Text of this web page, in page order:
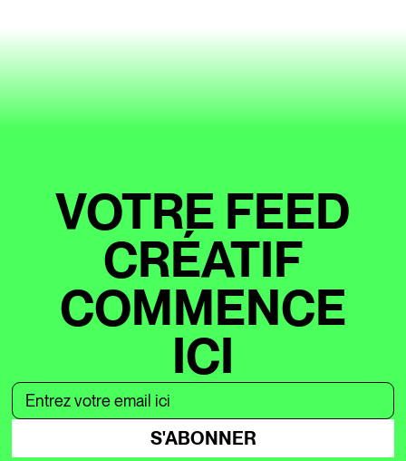
VOTRE FEED
CRÉATIF
COMMENCE
ICI
S'ABONNER